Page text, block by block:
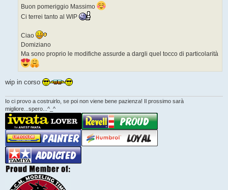
Buon pomeriggio Massimo
Ci terrei tanto al WIP
Ciao
Domiziano
Ma sono proprio le modifiche assurde a dargli quel tocco di particolarità
wip in corso
Io ci provo a costruirlo, se poi non viene bene pazienza! Il prossimo sarà
migliore...spero...^_^